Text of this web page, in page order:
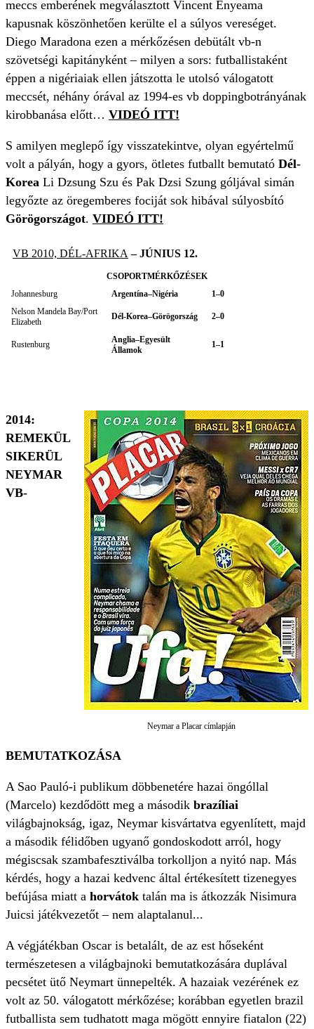
meccs emberének megválasztott Vincent Enyeama
kapusnak köszönhetően kerülte el a súlyos vereséget.
Diego Maradona ezen a mérkőzésen debütált vb-n
szövetségi kapitányként – milyen a sors: futballistaként
éppen a nigériaiak ellen játszotta le utolsó válogatott
meccsét, néhány órával az 1994-es vb doppingbotrányának
kirobbanása előtt… VIDEÓ ITT!
S amilyen meglepő így visszatekintve, olyan egyértelmű
volt a pályán, hogy a gyors, ötletes futballt bemutató Dél-
Korea Li Dzsung Szu és Pak Dzsi Szung góljával simán
legyőzte az öregemberes fociját sok hibával súlyosbító
Görögországot. VIDEÓ ITT!
CSOPORTMÉRKŐZÉSEK
Johannesburg
Argentína–Nigéria
1–0
Nelson Mandela Bay/Port
Elizabeth
Dél-Korea–Görögország 2–0
Rustenburg
Anglia–Egyesült
Államok
1–1
VB 2010, DÉL-AFRIKA – JÚNIUS 12.
Neymar a Placar címlapján
2014:
REMEKÜL
SIKERÜL
NEYMAR
VB-
BEMUTATKOZÁSA
A Sao Pauló-i publikum döbbenetére hazai öngóllal
(Marcelo) kezdődött meg a második brazíliai
világbajnokság, igaz, Neymar kisvártatva egyenlített, majd
a második félidőben ugyanő gondoskodott arról, hogy
mégiscsak szambafesztiválba torkolljon a nyitó nap. Más
kérdés, hogy a hazai kedvenc által értékesített tizenegyes
befújása miatt a horvátok talán ma is átkozzák Nisimura
Juicsi játékvezetőt – nem alaptalanul...
A végjátékban Oscar is betalált, de az est hőseként
természetesen a világbajnoki bemutatkozására duplával
pecsétet ütő Neymart ünnepelték. A hazaiak vezérének ez
volt az 50. válogatott mérkőzése; korábban egyetlen brazil
futballista sem tudhatott maga mögött ennyire fiatalon (22)